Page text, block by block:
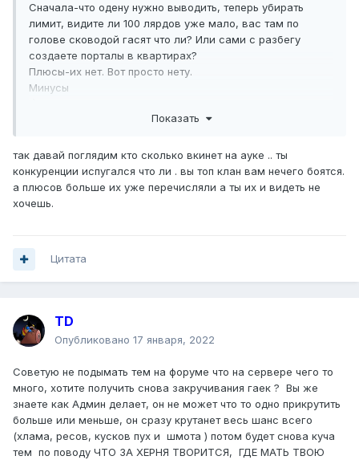
Сначала-что одену нужно выводить, теперь убирать
лимит, видите ли 100 лярдов уже мало, вас там по
голове сководой гасят что ли? Или сами с разбегу
создаете порталы в квартирах?
Плюсы-их нет. Вот просто нету.
Минусы
наш добросовестно борется с выводом(ага, продуктивно
ХАХАХАХАХААХХАХАХАХААХ :D)
2)Нытье что снова те кто живет на боте будет принимать
более своевременный оборот, начнется старая песня о
главном-что Легион всех душыт, Легион унижает,
лимит)
Сколько я играл на серваке-ни разу кроме Легионов
Веталь ТД, ни другие, даже сброд петушар типа куколд
гвардов-и те затухли в помойке.
4)Снова будет так же, хоть имея 999кккккккк в
перекупают)
Так что однозначно-нет, хоть я и не играю, но удивлен
что на форуме появился шизоидный высер, над которым
можно покекать
Показать
так давай поглядим кто сколько вкинет на ауке .. ты
конкуренции испугался что ли . вы топ клан вам нечего боятся.
а плюсов больше их уже перечисляли а ты их и видеть не
хочешь.
Цитата
TD
Опубликовано 17 января, 2022
Советую не подымать тем на форуме что на сервере чего то
много, хотите получить снова закручивания гаек ? Вы же
знаете как Админ делает, он не может что то одно прикрутить
больше или меньше, он сразу крутанет весь шанс всего
(хлама, ресов, кусков пух и шмота ) потом будет снова куча
тем по поводу ЧТО ЗА ХЕРНЯ ТВОРИТСЯ, ГДЕ МАТЬ ТВОЮ